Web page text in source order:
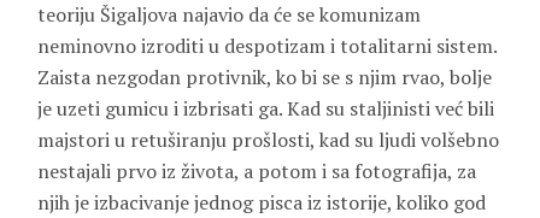
teoriju Šigaljova najavio da će se komunizam
neminovno izroditi u despotizam i totalitarni sistem.
Zaista nezgodan protivnik, ko bi se s njim rvao, bolje
je uzeti gumicu i izbrisati ga. Kad su staljinisti već bili
majstori u retuširanju prošlosti, kad su ljudi volšebno
nestajali prvo iz života, a potom i sa fotografija, za
njih je izbacivanje jednog pisca iz istorije, koliko god